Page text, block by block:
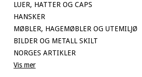
LUER, HATTER OG CAPS
HANSKER
MØBLER, HAGEMØBLER OG UTEMILJØ
BILDER OG METALL SKILT
NORGES ARTIKLER
Vis mer